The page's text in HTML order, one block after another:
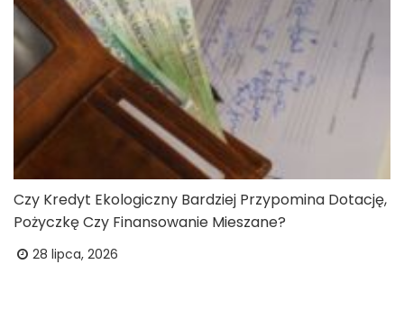
Czy Kredyt Ekologiczny Bardziej Przypomina Dotację,
Pożyczkę Czy Finansowanie Mieszane?
28 lipca, 2026